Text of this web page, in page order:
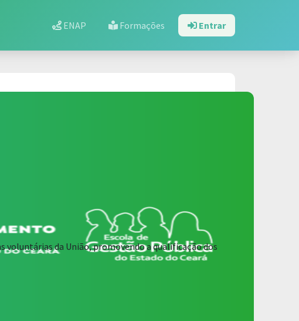
ENAP Formações Entrar
voluntárias da União, promovendo a qualificação dos